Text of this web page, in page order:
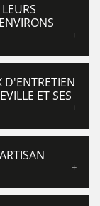
D'ENTRETIEN
ET SES